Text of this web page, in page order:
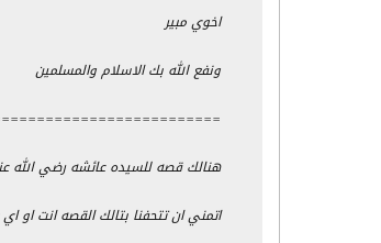
اخوي مبير
ونفع الله بك الاسلام والمسلمين
هنالك قصه للسيده عائشه رضي الله
اتمني ان تتحفنا بتالك القصه انت او